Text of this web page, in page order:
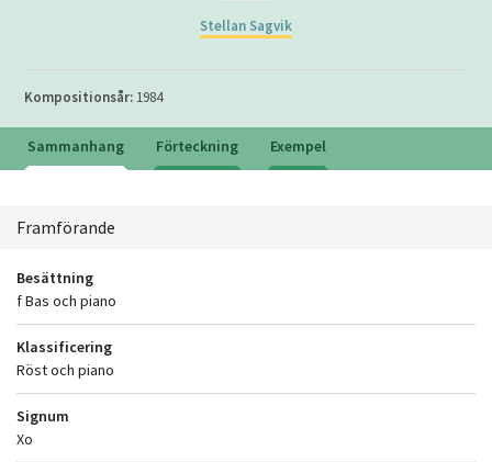
Stellan Sagvik
Kompositionsår: 1984
Sammanhang Förteckning Exempel
Framförande
Besättning
f Bas och piano
Klassificering
Röst och piano
Signum
Xo